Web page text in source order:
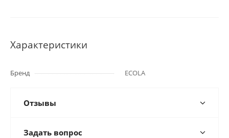
Характеристики
Бренд ECOLA
Отзывы
Задать вопрос